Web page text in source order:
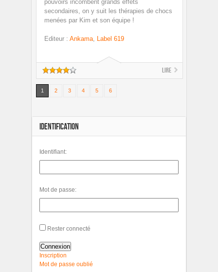
pouvoirs incombent grands effets
secondaires, on y suit les thérapies de chocs
menées par Kim et son équipe !
Editeur : Ankama Label 619
Lire
1 2 3 4 5 6
IDENTIFICATION
Identifiant:
Mot de passe:
Rester connecté
Connexion
Inscription
Mot de passe oublié